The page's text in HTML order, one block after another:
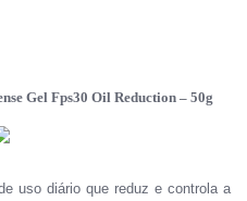
Gel Fps30 Oil Reduction – 50g
uso diário que reduz e controla a